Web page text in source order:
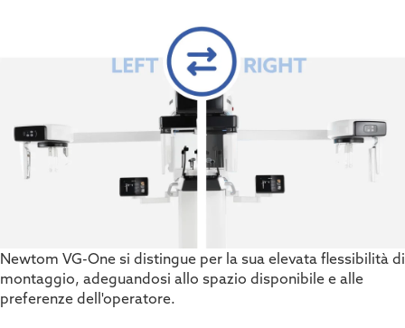
Newtom VG-One si distingue per la sua elevata flessibilità di
montaggio, adeguandosi allo spazio disponibile e alle
preferenze dell'operatore.